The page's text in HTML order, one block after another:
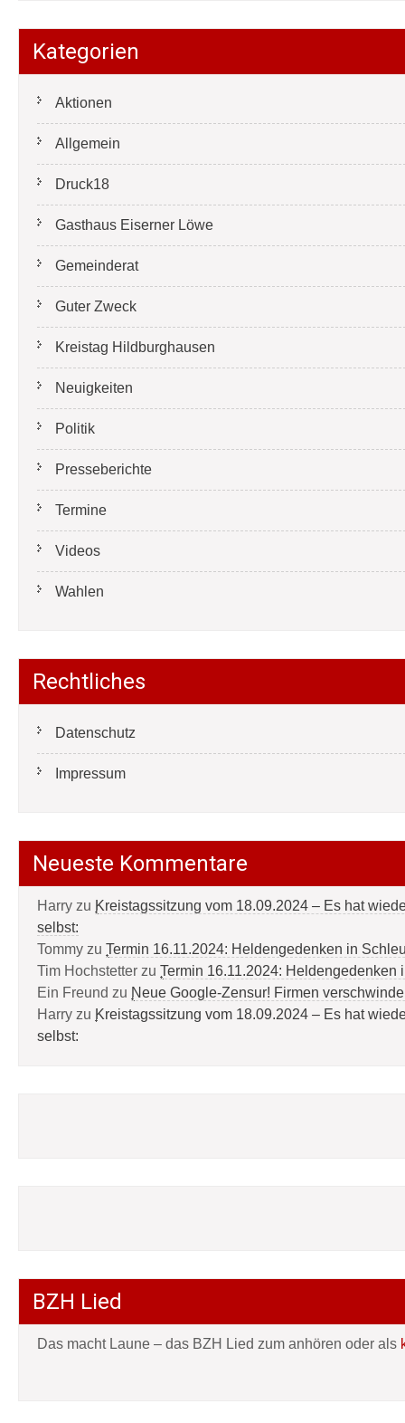
Kategorien
Aktionen
Allgemein
Druck18
Gasthaus Eiserner Löwe
Gemeinderat
Guter Zweck
Kreistag Hildburghausen
Neuigkeiten
Politik
Presseberichte
Termine
Videos
Wahlen
Rechtliches
Datenschutz
Impressum
Neueste Kommentare
Harry zu Kreistagssitzung vom 18.09.2024 – Es hat
selbst:
Tommy zu Termin 16.11.2024: Heldengedenken in
Tim Hochstetter zu Termin 16.11.2024: Heldengedenken
Ein Freund zu Neue Google-Zensur! Firmen
Harry zu Kreistagssitzung vom 18.09.2024 – Es hat
selbst:
BZH Lied
Das macht Laune – das BZH Lied zum anhören oder als